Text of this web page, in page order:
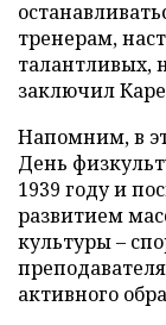
тренерам,
талантливых,
заключил
Напомним, в
День
1939 году и
развитием
культуры –
активного